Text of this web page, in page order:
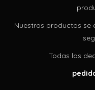
Nuestros productos se
Todas las